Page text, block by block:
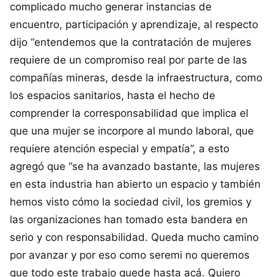
complicado mucho generar instancias de
encuentro, participación y aprendizaje, al respecto
dijo “entendemos que la contratación de mujeres
requiere de un compromiso real por parte de las
compañías mineras, desde la infraestructura, como
los espacios sanitarios, hasta el hecho de
comprender la corresponsabilidad que implica el
que una mujer se incorpore al mundo laboral, que
requiere atención especial y empatía”, a esto
agregó que “se ha avanzado bastante, las mujeres
en esta industria han abierto un espacio y también
hemos visto cómo la sociedad civil, los gremios y
las organizaciones han tomado esta bandera en
serio y con responsabilidad. Queda mucho camino
por avanzar y por eso como seremi no queremos
que todo este trabajo quede hasta acá. Quiero